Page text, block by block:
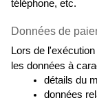
téléphone, etc.
Données de
Lors de
les données à
détails du
données